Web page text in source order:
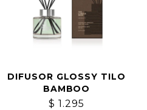
DIFUSOR GLOSSY TILO
BAMBOO
$ 1.295